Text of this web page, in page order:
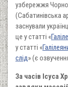
узбережжя
(Сабатинівська
заснували
це у статті «
у статті «
слід» (є
За часів Ісуса